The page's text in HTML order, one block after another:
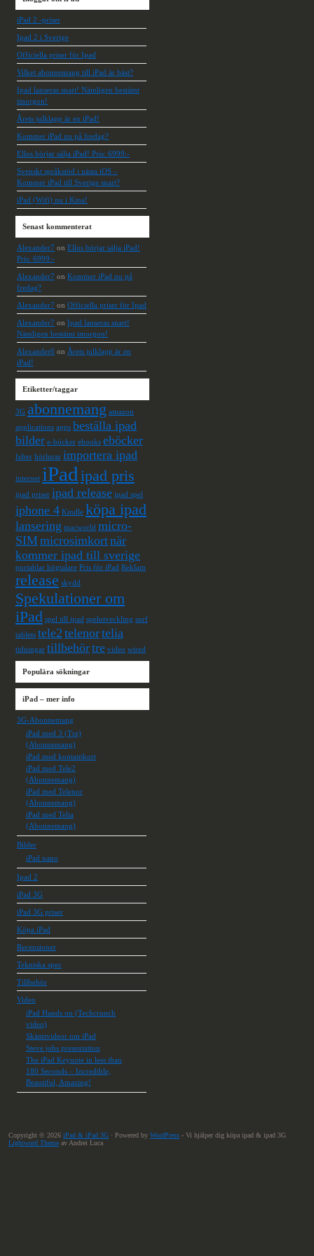
iPad 2 -priser
Ipad 2 i Sverige
Officiella priser för Ipad
Vilket abonnemang till iPad är bäst?
Ipad lanseras snart! Nämligen bestämt
imorgon!
Årets julklapp är en iPad!
Kommer iPad nu på fredag?
Ellos börjar sälja iPad! Pris: 6999:-
Svenskt språkstöd i nästa iOS –
Kommer iPad till Sverige snart?
iPad (Wifi) nu i Kina!
Senast kommenterat
Alexander7 on Ellos börjar sälja iPad!
Pris: 6999:-
Alexander7 on Kommer iPad nu på
fredag?
Alexander7 on Officiella priser för Ipad
Alexander7 on Ipad lanseras snart!
Nämligen bestämt imorgon!
Alexander6 on Årets julklapp är en
iPad!
Etiketter/taggar
3G abonnemang amazon
applications apps beställa ipad
bilder e-böcker ebooks eböcker
feber hörlurar importera ipad
internet iPad ipad pris
ipad priser ipad release ipad spel
iphone 4 Kindle köpa ipad
lansering macworld micro-
SIMmicrosimkortnär
kommer ipad till sverige
portablar högtalare Pris för iPad Reklam
release skydd
Spekulationer om
iPad spel till ipad spelutveckling surf
tablets tele2 telenortelia
tidningar tillbehörtre video wired
Populära sökningar
iPad – mer info
3G-Abonnemang
iPad med 3 (Tre)
(Abonnemang)
iPad med kontantkort
iPad med Tele2
(Abonnemang)
iPad med Telenor
(Abonnemang)
iPad med Telia
(Abonnemang)
Bilder
iPad nano
Ipad 2
iPad 3G
iPad 3G priser
Köpa iPad
Recensioner
Tekniska spec
Tillbehör
Video
iPad Hands on (Techcrunch
video)
Skämtvideor om iPad
Steve jobs presentation
The iPad Keynote in less than
180 Seconds – Incredible,
Beautiful, Amazing!
Copyright © 2026 iPad & iPad 3G · Powered by WordPress - Vi hjälper dig köpa ipad & ipad 3G
Lightword Theme av Andrei Luca